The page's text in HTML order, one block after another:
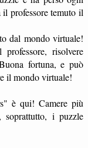
professore temuto il
dal mondo virtuale!
risolvere
fortuna, e può
il mondo virtuale!
è qui! Camere più
soprattutto, i puzzle